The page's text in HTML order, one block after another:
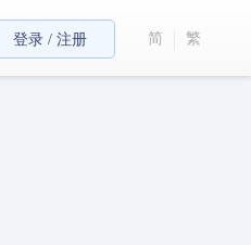
登录 / 注册 简 繁